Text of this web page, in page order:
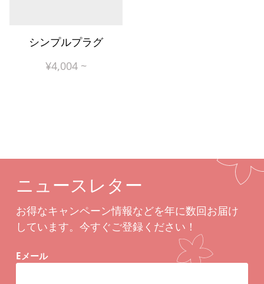
シンプルプラグ
¥4,004 ~
ニュースレター
お得なキャンペーン情報などを年に数回お届け
しています。今すぐご登録ください！
Eメール